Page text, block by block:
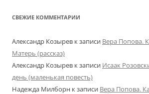
СВЕЖИЕ КОММЕНТАРИИ
Александр Козырев к записи Вера Попова.
Матерь (рассказ)
Александр Козырев к записи Исаак
день (маленькая повесть)
Надежда Милборн к записи Вера Попова.